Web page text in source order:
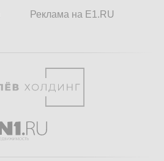
Реклама на E1.RU